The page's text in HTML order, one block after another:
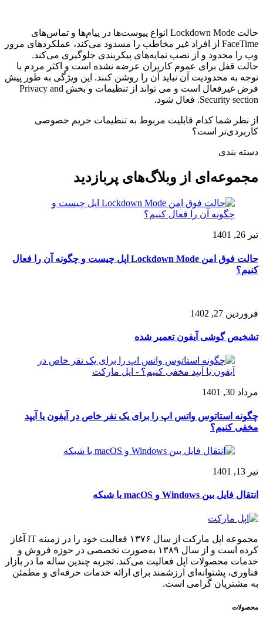
حالت Lockdown Mode انواع پیوست‌ها در پیام‌ها و تماس‌های
FaceTime از افراد غیر مخاطب را مسدود می‌کند، عملکردهای مرور
وب را محدود و از نصب نمایه‌های پیکربندی جلوگیری می‌کند.
حالت قفل برای عموم کاربران عرضه نشده است و اکثر مردم با
توجه به محدودیت آن نباید آن را روشن کنند. این ویژگی به طور پیش
فرض غیرفعال است و می تواند از تنظیمات و بخش Privacy and
Security section. فعال شود.
از نظر شما کدام قابلیت مربوط به تنظیمات حریم خصوصی
کاربردی‌تر است؟
دسته بندی
مجموعه‌ای از وبلاگ‌های پربازدید
تیر 26, 1401
حالت فوق امن Lockdown Mode اپل چیست و چگونه آن را فعال
کنیم؟
فروردین 27, 1402
تشخیص گوشی آیفون تعمیر شده
مرداد 30, 1401
چگونه استاتوس واتس اپ را برای یک نفر خاص در آيفون یا آیپد
مخفی کنیم؟
تیر 13, 1401
انتقال فایل بین Windows و macOS با شبکه
مجموعه اپل مارکت از سال ۱۳۷۶ فعالیت خود را در زمینه IT آغاز
کرده است و از سال ۱۳۸۹ به‌صورت تخصصی در حوزه فروش و
خدمات محصولات اپل فعالیت می‌کند. تجربه چندین ساله ما در بازار
فناوری، پشتوانه‌ای ارزشمند برای ارائه خدمات حرفه‌ای و مطمئن
به مشتریان گرامی است.
محصولات